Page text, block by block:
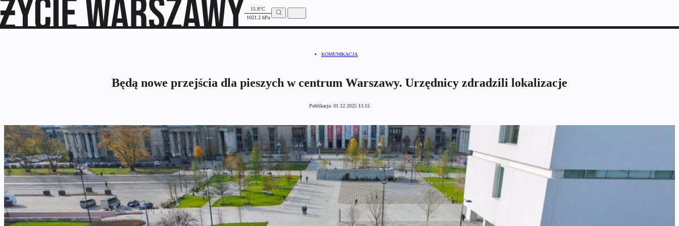
15.8°C
1021.2 hPa
KOMUNIKACJA
Będą nowe przejścia dla pieszych w centrum Warszawy. Urzędnicy zdradzili lokalizacje
Publikacja: 01.12.2025 13:15